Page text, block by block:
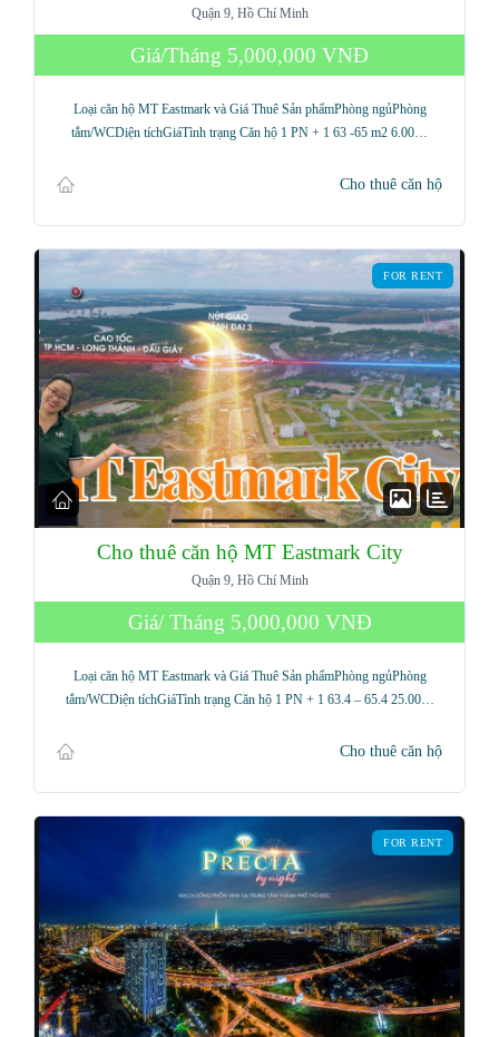
Quận 9, Hồ Chí Minh
Giá/Tháng 5,000,000 VNĐ
Loại căn hộ MT Eastmark và Giá Thuê Sản phẩmPhòng ngủPhòng
tắm/WCDiện tíchGiáTình trạng Căn hộ 1 PN + 1 63 -65 m2 6.00…
Cho thuê căn hộ
FOR RENT
Cho thuê căn hộ MT Eastmark City
Quận 9, Hồ Chí Minh
Giá/ Tháng 5,000,000 VNĐ
Loại căn hộ MT Eastmark và Giá Thuê Sản phẩmPhòng ngủPhòng
tắm/WCDiện tíchGiáTình trạng Căn hộ 1 PN + 1 63.4 – 65.4 25.00…
Cho thuê căn hộ
FOR RENT